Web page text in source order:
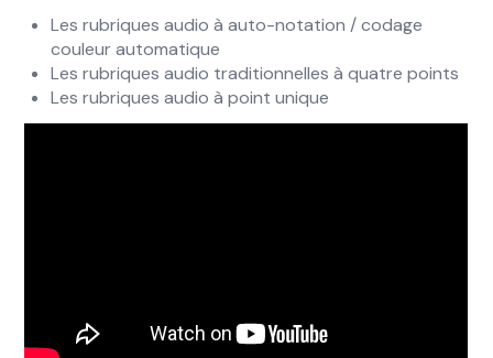
Les rubriques audio à auto-notation / codage
couleur automatique
Les rubriques audio traditionnelles à quatre points
Les rubriques audio à point unique